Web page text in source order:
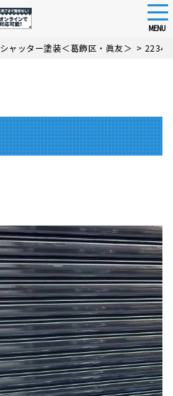
MENU
シャッター塗装＜葛飾区・眞友＞ > 22346